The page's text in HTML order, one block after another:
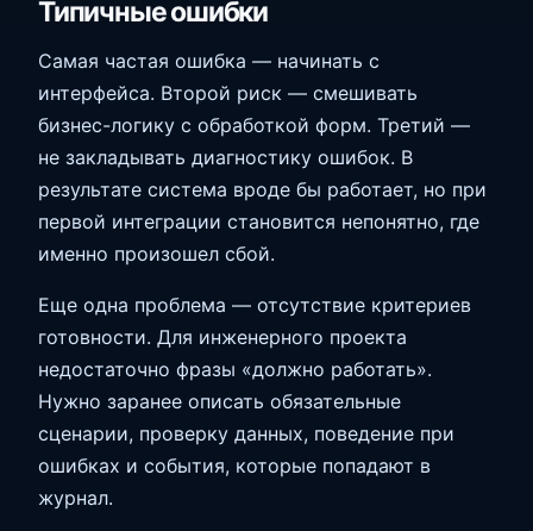
Типичные ошибки
Самая частая ошибка — начинать с
интерфейса. Второй риск — смешивать
бизнес-логику с обработкой форм. Третий —
не закладывать диагностику ошибок. В
результате система вроде бы работает, но при
первой интеграции становится непонятно, где
именно произошел сбой.
Еще одна проблема — отсутствие критериев
готовности. Для инженерного проекта
недостаточно фразы «должно работать».
Нужно заранее описать обязательные
сценарии, проверку данных, поведение при
ошибках и события, которые попадают в
журнал.